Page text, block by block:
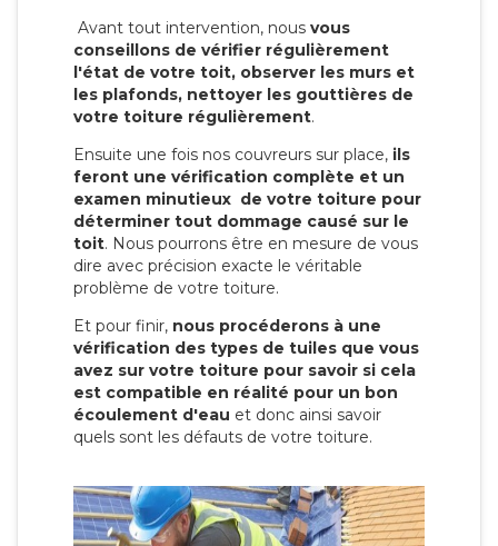
Avant tout intervention, nous vous
conseillons de vérifier régulièrement
l'état de votre toit, observer les murs et
les plafonds, nettoyer les gouttières de
votre toiture régulièrement.
Ensuite une fois nos couvreurs sur place, ils
feront une vérification complète et un
examen minutieux de votre toiture pour
déterminer tout dommage causé sur le
toit. Nous pourrons être en mesure de vous
dire avec précision exacte le véritable
problème de votre toiture.
Et pour finir, nous procéderons à une
vérification des types de tuiles que vous
avez sur votre toiture pour savoir si cela
est compatible en réalité pour un bon
écoulement d'eau et donc ainsi savoir
quels sont les défauts de votre toiture.